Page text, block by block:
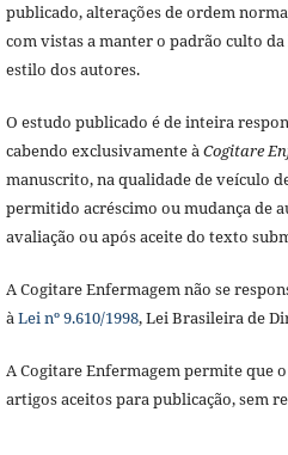
publicado, alterações de ordem
com vistas a manter o padrão culto
estilo dos autores.
O estudo publicado é de inteira
cabendo exclusivamente àCogitare
manuscrito, na qualidade de veículo
permitido acréscimo ou mudança de
avaliação ou após aceite do texto
A Cogitare Enfermagem não se
àLei nº 9.610/1998, Lei Brasileira de
A Cogitare Enfermagem permite que
artigos aceitos para publicação, sem